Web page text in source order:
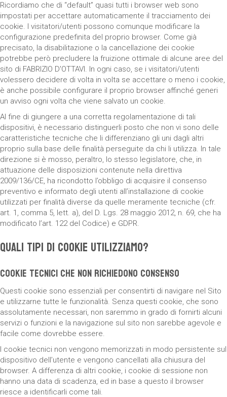
Ricordiamo che di “default” quasi tutti i browser web sono
impostati per accettare automaticamente il tracciamento dei
cookie. I visitatori/utenti possono comunque modificare la
configurazione predefinita del proprio browser. Come già
precisato, la disabilitazione o la cancellazione dei cookie
potrebbe però precludere la fruizione ottimale di alcune aree del
sito di FABRIZIO D'OTTAVI. In ogni caso, se i visitatori/utenti
volessero decidere di volta in volta se accettare o meno i cookie,
è anche possibile configurare il proprio browser affinché generi
un avviso ogni volta che viene salvato un cookie.
Al fine di giungere a una corretta regolamentazione di tali
dispositivi, è necessario distinguerli posto che non vi sono delle
caratteristiche tecniche che li differenziano gli uni dagli altri
proprio sulla base delle finalità perseguite da chi li utilizza. In tale
direzione si è mosso, peraltro, lo stesso legislatore, che, in
attuazione delle disposizioni contenute nella direttiva
2009/136/CE, ha ricondotto l’obbligo di acquisire il consenso
preventivo e informato degli utenti all’installazione di cookie
utilizzati per finalità diverse da quelle meramente tecniche (cfr.
art. 1, comma 5, lett. a), del D. Lgs. 28 maggio 2012, n. 69, che ha
modificato l’art. 122 del Codice) e GDPR.
Quali tipi di cookie utilizziamo?
Cookie tecnici che non richiedono consenso
Questi cookie sono essenziali per consentirti di navigare nel Sito
e utilizzarne tutte le funzionalità. Senza questi cookie, che sono
assolutamente necessari, non saremmo in grado di fornirti alcuni
servizi o funzioni e la navigazione sul sito non sarebbe agevole e
facile come dovrebbe essere.
I cookie tecnici non vengono memorizzati in modo persistente sul
dispositivo dell’utente e vengono cancellati alla chiusura del
browser. A differenza di altri cookie, i cookie di sessione non
hanno una data di scadenza, ed in base a questo il browser
riesce a identificarli come tali.